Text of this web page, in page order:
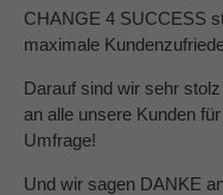
CHANGE 4 SUCCESS
maximale
Darauf sind wir sehr
an alle unsere Kunden
Umfrage!
Und wir sagen DANKE